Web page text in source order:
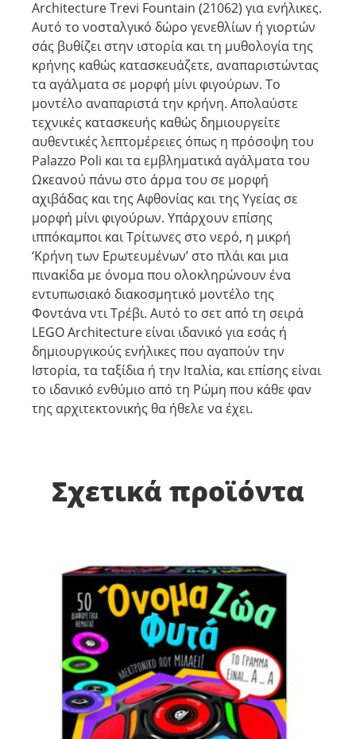
Architecture Trevi Fountain (21062) για ενήλικες.
Αυτό το νοσταλγικό δώρο γενεθλίων ή γιορτών
σάς βυθίζει στην ιστορία και τη μυθολογία της
κρήνης καθώς κατασκευάζετε, αναπαριστώντας
τα αγάλματα σε μορφή μίνι φιγούρων. Το
μοντέλο αναπαριστά την κρήνη. Απολαύστε
τεχνικές κατασκευής καθώς δημιουργείτε
αυθεντικές λεπτομέρειες όπως η πρόσοψη του
Palazzo Poli και τα εμβληματικά αγάλματα του
Ωκεανού πάνω στο άρμα του σε μορφή
αχιβάδας και της Αφθονίας και της Υγείας σε
μορφή μίνι φιγούρων. Υπάρχουν επίσης
ιππόκαμποι και Τρίτωνες στο νερό, η μικρή
‘Κρήνη των Ερωτευμένων’ στο πλάι και μια
πινακίδα με όνομα που ολοκληρώνουν ένα
εντυπωσιακό διακοσμητικό μοντέλο της
Φοντάνα ντι Τρέβι. Αυτό το σετ από τη σειρά
LEGO Architecture είναι ιδανικό για εσάς ή
δημιουργικούς ενήλικες που αγαπούν την
Ιστορία, τα ταξίδια ή την Ιταλία, και επίσης είναι
το ιδανικό ενθύμιο από τη Ρώμη που κάθε φαν
της αρχιτεκτονικής θα ήθελε να έχει.
Σχετικά προϊόντα